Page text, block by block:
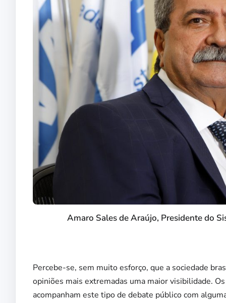
Amaro Sales de Araújo, Presidente do
Percebe-se, sem muito esforço, que a sociedade
opiniões mais extremadas uma maior visibilidade.
acompanham este tipo de debate público com